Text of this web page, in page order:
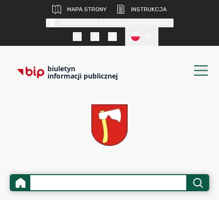
MAPA STRONY
INSTRUKCJA
biuletyn
informacji publicznej